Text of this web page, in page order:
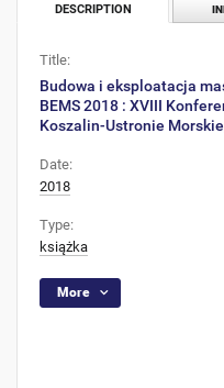
DESCRIPTION
Title:
Budowa i eksploatacja
BEMS 2018 : XVIII
Koszalin-Ustronie
Date:
2018
Type:
książka
More